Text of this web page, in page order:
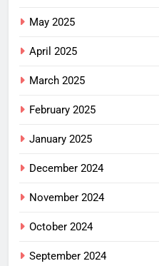
May 2025
April 2025
March 2025
February 2025
January 2025
December 2024
November 2024
October 2024
September 2024